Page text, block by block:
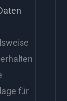
für